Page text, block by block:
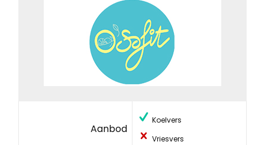
Aanbod
Koelvers
Vriesvers